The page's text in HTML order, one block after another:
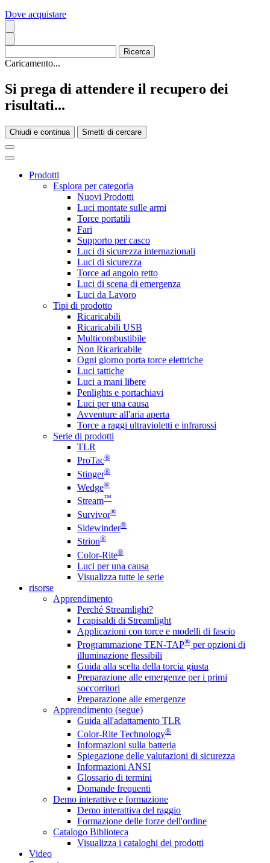
Dove acquistare
Caricamento...
Si prega di attendere il recupero dei
risultati...
Chiudi e continua Smetti di cercare
Prodotti
Esplora per categoria
Nuovi Prodotti
Luci montate sulle armi
Torce portatili
Fari
Supporto per casco
Luci di sicurezza internazionali
Luci di sicurezza
Torce ad angolo retto
Luci di scena di emergenza
Luci da Lavoro
Tipi di prodotto
Ricaricabili
Ricaricabili USB
Multicombustibile
Non Ricaricabile
Ogni giorno porta torce elettriche
Luci tattiche
Luci a mani libere
Penlights e portachiavi
Luci per una causa
Avventure all'aria aperta
Torce a raggi ultravioletti e infrarossi
Serie di prodotti
TLR
ProTac®
Stinger®
Wedge®
Stream™
Survivor®
Sidewinder®
Strion®
Color-Rite®
Luci per una causa
Visualizza tutte le serie
risorse
Apprendimento
Perché Streamlight?
I capisaldi di Streamlight
Applicazioni con torce e modelli di fascio
Programmazione TEN-TAP® per opzioni di
illuminazione flessibili
Guida alla scelta della torcia giusta
Preparazione alle emergenze per i primi
soccorritori
Preparazione alle emergenze
Apprendimento (segue)
Guida all'adattamento TLR
Color-Rite Technology®
Informazioni sulla batteria
Spiegazione delle valutazioni di sicurezza
Informazioni ANSI
Glossario di termini
Domande frequenti
Demo interattive e formazione
Demo interattiva del raggio
Formazione delle forze dell'ordine
Catalogo Biblioteca
Visualizza i cataloghi dei prodotti
Video